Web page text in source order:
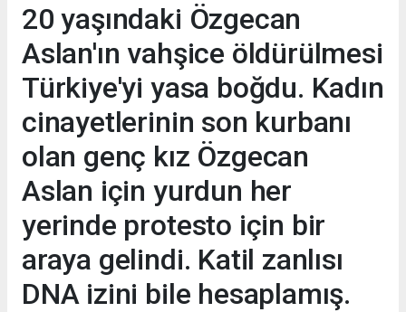
20 yaşındaki Özgecan
Aslan'ın vahşice öldürülmesi
Türkiye'yi yasa boğdu. Kadın
cinayetlerinin son kurbanı
olan genç kız Özgecan
Aslan için yurdun her
yerinde protesto için bir
araya gelindi. Katil zanlısı
DNA izini bile hesaplamış.